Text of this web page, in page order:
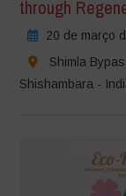
through
20 de março
Shimla
Shishambara -